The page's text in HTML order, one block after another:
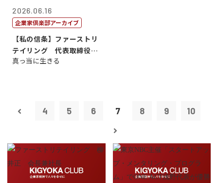
2026.06.16
企業家倶楽部アーカイブ
【私の信条】ファーストリ
テイリング 代表取締役会
長兼社長 柳...
真っ当に生きる
4 5 6 7 8 9 10